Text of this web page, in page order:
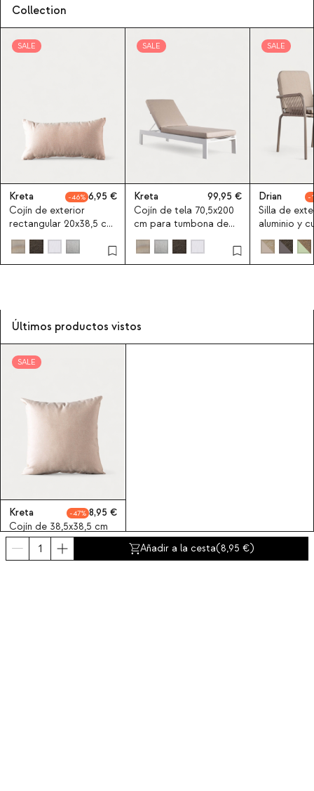
Añadir a la cesta(8,95 )
Collection
SALE
Kreta 46
6,95
Cojín de exterior
rectangular 20x38,5 cm
de tela Kreta
SALE
Kreta
99,95
Cojín de tela 70,5x200
cm para tumbona de
exterior Kreta
SALE
Drian
Silla de
aluminio y
Últimos productos vistos
SALE
Kreta 47
8,95
Cojín de 38,5x38,5 cm
exterior cuadrado de
tela Kreta